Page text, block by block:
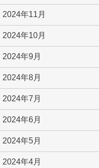
2024年11月
2024年10月
2024年9月
2024年8月
2024年7月
2024年6月
2024年5月
2024年4月